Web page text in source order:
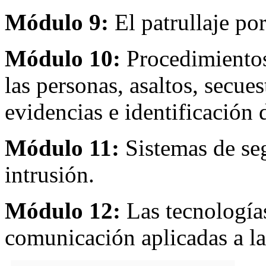
Módulo 9: El patrullaje
Módulo 10:
las personas, asaltos,
evidencias e identificación
Módulo 11: Sistemas de
intrusión.
Módulo 12: Las
comunicación aplicadas a